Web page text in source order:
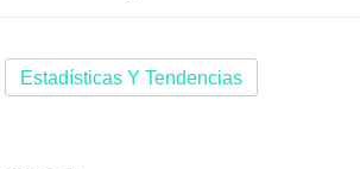
Estadísticas Y Tendencias